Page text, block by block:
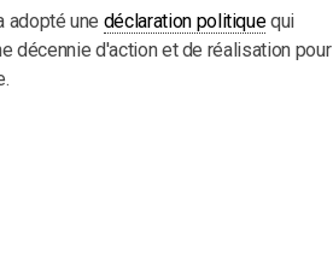
adopté une déclaration politiquequi
décennie d'action et de réalisation pour